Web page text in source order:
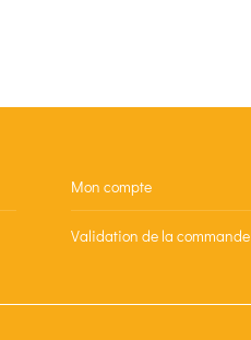
Mon compte
Validation de la commande